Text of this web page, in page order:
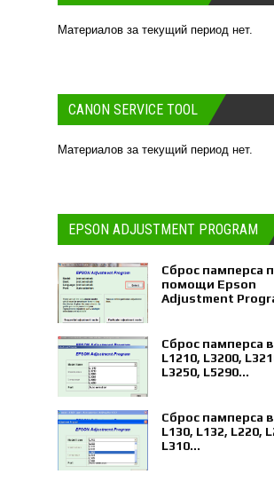
Материалов за текущий период нет.
CANON SERVICE TOOL
Материалов за текущий период нет.
EPSON ADJUSTMENT PROGRAM
Сброс памперса
помощи Epson
Adjustment
Сброс памперса
L1210, L3200,
L3250, L5290...
Сброс памперса
L130, L132, L220,
L310...